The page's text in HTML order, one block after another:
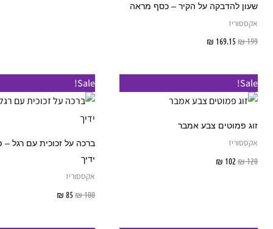
שעון להדבקה על הקיר – כסף מראה
אקססוריז
₪199
₪ 169.15
Sale!
זוג פמוטים צבע אמבר
אקססוריז
₪120
₪ 102
Sale!
ברכה על זכוכית עם רגל
ידיך
אקססוריז
₪100
₪ 85